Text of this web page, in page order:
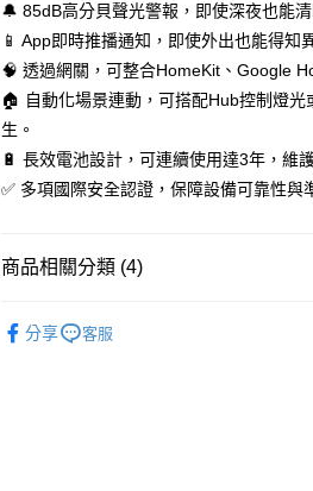
每筆NT$120，滿NT$1,000(含以上)免運
付款後7-11取貨 (單筆不可超過4000元)
每筆NT$120，滿NT$1,000(含以上)免運
黑貓宅急便
每筆NT$120，滿NT$2,000(含以上)免運
🔔 85dB高分貝聲光警報，即使深夜也能清
📱 App即時推播通知，即使外出也能得知
🧠 透過網關，可整合HomeKit、Google
🏠 自動化場景連動，可搭配Hub控制燈光
生。
🔋 長效電池設計，可連續使用達3年，維
✅ 多項國際安全認證，保障設備可靠性與
商品相關分類 (4)
分享 客服